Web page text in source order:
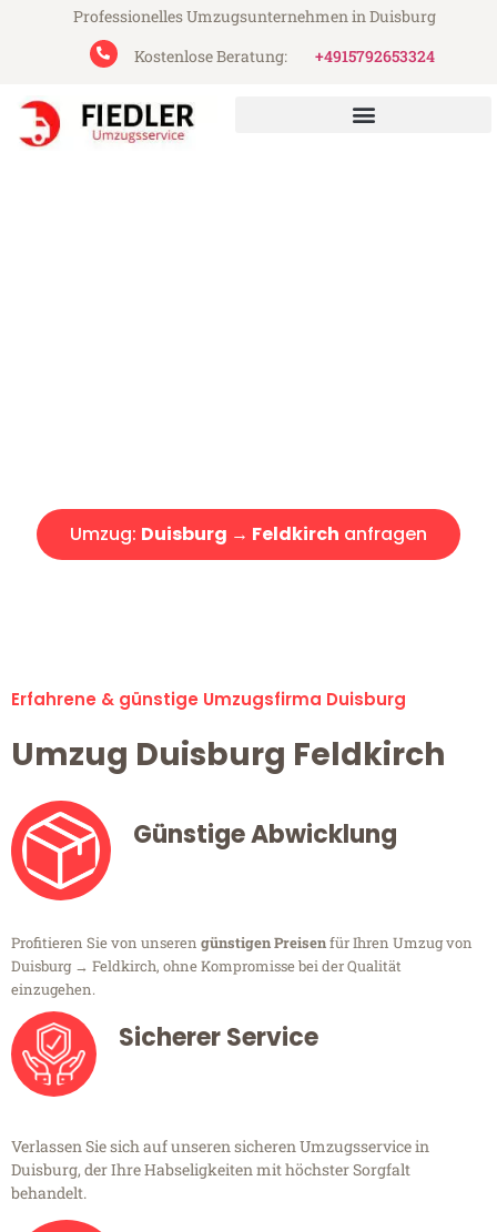
Professionelles Umzugsunternehmen in Duisburg
Kostenlose Beratung:
+4915792653324
Umzug: Duisburg → Feldkirch anfragen
Erfahrene & günstige Umzugsfirma Duisburg
Umzug Duisburg Feldkirch
Günstige Abwicklung
Profitieren Sie von unseren günstigen Preisenfür Ihren Umzug von
Duisburg → Feldkirch, ohne Kompromisse bei der Qualität
einzugehen.
Sicherer Service
Verlassen Sie sich auf unseren sicheren Umzugsservice in
Duisburg, der Ihre Habseligkeiten mit höchster Sorgfalt
behandelt.